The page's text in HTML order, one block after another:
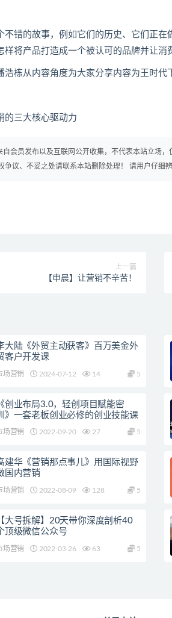
不错的故事，例如它们的历史、它们正在
样将产品打造成一个被认可的品牌并让消
浩栋从内容角度为大家分享内容为王时代
的三大核心驱动力
自会员发布以及互联网公开收集，不代表本站立场
争议、不妥之处请联系本站删除处理！ 请用户仔细
上一篇
【申晨】让营销不辛苦！
大陆《外贸主动获客》百万美金外
客户开发课
场营销 2024-07-12 14 5
《创业布局3.0，轻创项目赋能密
》一套老板创业必修的创业技能课
场营销 2022-09-20 27 5
建华《营销那点事儿》用国际视野
国内营销
场营销 2022-08-09 128 5
【大号拆解】20天带你深度剖析40
顶级微信公众号
场营销 2022-03-26 63 5